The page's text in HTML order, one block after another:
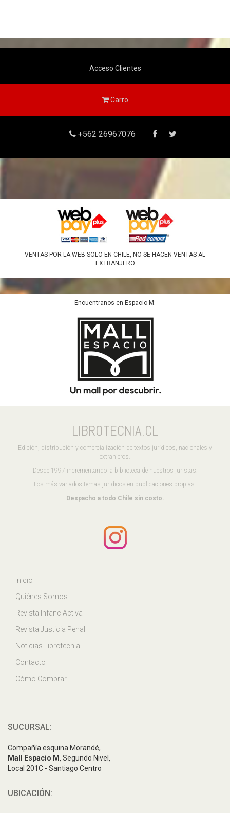
Acceso Clientes
Carro
+562 26967076
VENTAS POR LA WEB SOLO EN CHILE, NO SE HACEN VENTAS AL
EXTRANJERO
Encuentranos en Espacio M:
LIBROTECNIA.CL
Edición, distribución y comercialización de textos jurídicos, nacionales y
extranjeros.
Desde 1997 incrementando la biblioteca de nuestros juristas.
Los más variados temas juridicos en publicaciones propias.
Despacho a todo Chile sin costo.
Inicio
Quiénes Somos
Revista InfanciActiva
Revista Justicia Penal
Noticias Librotecnia
Contacto
Cómo Comprar
SUCURSAL:
Compañía esquina Morandé,
Mall Espacio M, Segundo Nivel,
Local 201C - Santiago Centro
UBICACIÓN: